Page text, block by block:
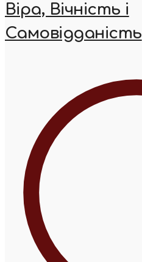
Віра, Вічність і
Самовідданість